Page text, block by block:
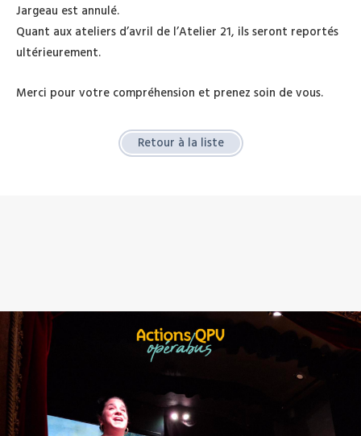
Jargeau est annulé.
Quant aux ateliers d’avril de l’Atelier 21, ils seront reportés
ultérieurement.
Merci pour votre compréhension et prenez soin de vous.
Retour à la liste